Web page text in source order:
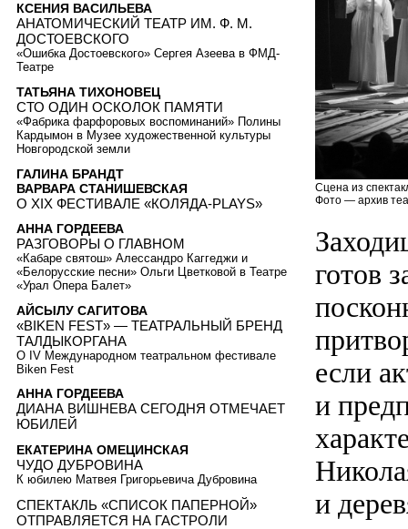
Сцена из
Фото — архив
готов
если
и
и
КСЕНИЯ ВАСИЛЬЕВА
АНАТОМИЧЕСКИЙ ТЕАТР ИМ. Ф. М.
ДОСТОЕВСКОГО
«Ошибка Достоевского» Сергея Азеева в ФМД-
Театре
ТАТЬЯНА ТИХОНОВЕЦ
СТО ОДИН ОСКОЛОК ПАМЯТИ
«Фабрика фарфоровых воспоминаний» Полины
Кардымон в Музее художественной культуры
Новгородской земли
ГАЛИНА БРАНДТ
ВАРВАРА СТАНИШЕВСКАЯ
О XIX ФЕСТИВАЛЕ «КОЛЯДА-PLAYS»
АННА ГОРДЕЕВА
РАЗГОВОРЫ О ГЛАВНОМ
«Кабаре святош» Алессандро Каггеджи и
«Белорусские песни» Ольги Цветковой в Театре
«Урал Опера Балет»
АЙСЫЛУ САГИТОВА
«BIKEN FEST» — ТЕАТРАЛЬНЫЙ БРЕНД
ТАЛДЫКОРГАНА
О IV Международном театральном фестивале
Biken Fest
АННА ГОРДЕЕВА
ДИАНА ВИШНЕВА СЕГОДНЯ ОТМЕЧАЕТ
ЮБИЛЕЙ
ЕКАТЕРИНА ОМЕЦИНСКАЯ
ЧУДО ДУБРОВИНА
К юбилею Матвея Григорьевича Дубровина
СПЕКТАКЛЬ «СПИСОК ПАПЕРНОЙ»
ОТПРАВЛЯЕТСЯ НА ГАСТРОЛИ